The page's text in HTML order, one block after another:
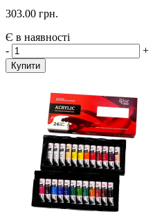
303.00 грн.
Є в наявності
-
+
Купити